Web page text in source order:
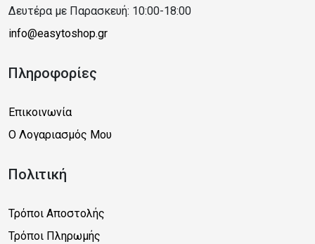
Δευτέρα με Παρασκευή: 10:00-18:00
info@easytoshop.gr
Πληροφορίες
Επικοινωνία
Ο Λογαριασμός Μου
Πολιτική
Τρόποι Αποστολής
Τρόποι Πληρωμής